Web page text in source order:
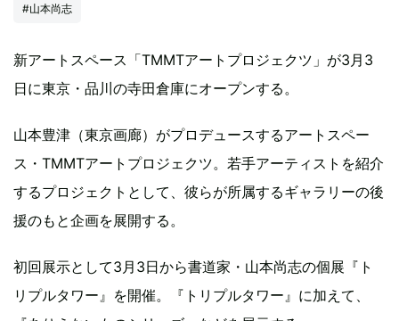
#山本尚志
新アートスペース「TMMTアートプロジェクツ」が3月3
日に東京・品川の寺田倉庫にオープンする。
山本豊津（東京画廊）がプロデュースするアートスペー
ス・TMMTアートプロジェクツ。若手アーティストを紹介
するプロジェクトとして、彼らが所属するギャラリーの後
援のもと企画を展開する。
初回展示として3月3日から書道家・山本尚志の個展『ト
リプルタワー』を開催。『トリプルタワー』に加えて、